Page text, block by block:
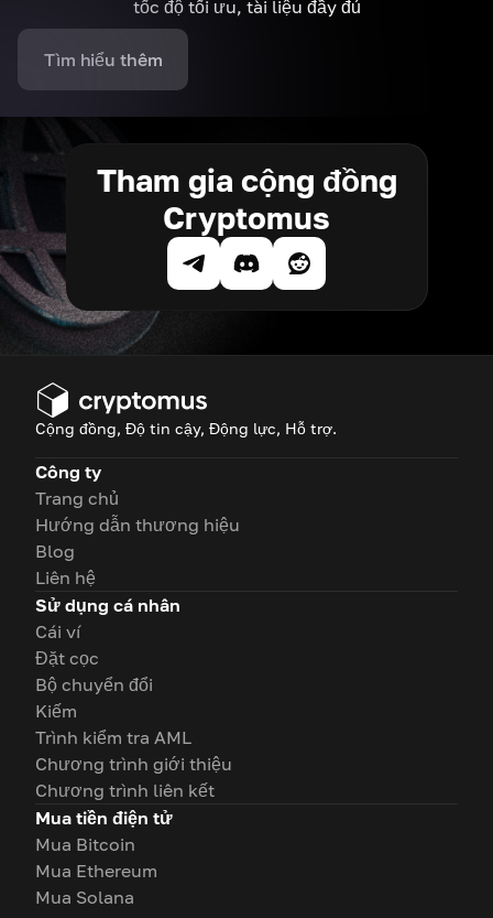
tốc độ tối ưu, tài liệu đầy đủ
Tìm hiểu thêm
Tham gia cộng đồng
Cryptomus
Cộng đồng, Độ tin cậy, Động lực, Hỗ trợ.
Công ty
Trang chủ
Hướng dẫn thương hiệu
Blog
Liên hệ
Sử dụng cá nhân
Cái ví
Đặt cọc
Bộ chuyển đổi
Kiếm
Trình kiểm tra AML
Chương trình giới thiệu
Chương trình liên kết
Mua tiền điện tử
Mua Bitcoin
Mua Ethereum
Mua Solana